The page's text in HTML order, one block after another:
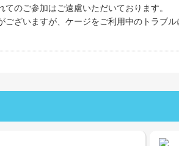
のご参加はご遠慮いただいております。
ざいますが、ケージをご利用中のトラブ